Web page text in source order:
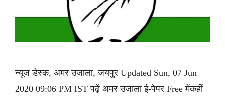
न्यूज डेस्क, अमर उजाला, जयपुर Updated Sun, 07 Jun
2020 09:06 PM IST पढ़ें अमर उजाला ई-पेपर Free मेंकहीं